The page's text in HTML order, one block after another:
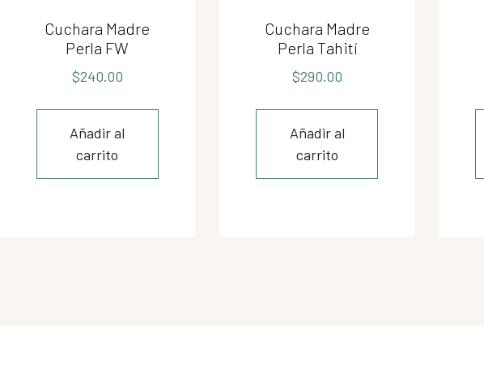
Cuchara Madre
Perla FW
$240.00
Añadir al
carrito
Cuchara Madre
Perla Tahití
$290.00
Añadir al
carrito